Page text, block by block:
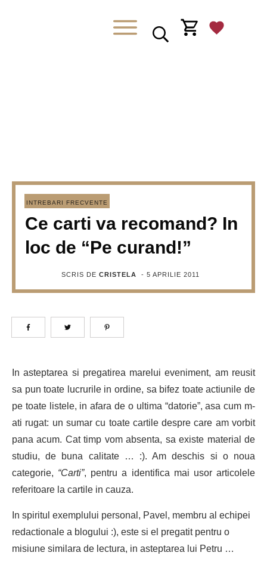
INTREBARI FRECVENTE
Ce carti va recomand? In
loc de “Pe curand!”
SCRIS DECRISTELA -5 APRILIE 2011
In asteptarea si pregatirea marelui eveniment, am reusit
sa pun toate lucrurile in ordine, sa bifez toate actiunile de
pe toate listele, in afara de o ultima “datorie”, asa cum m-
ati rugat: un sumar cu toate cartile despre care am vorbit
pana acum. Cat timp vom absenta, sa existe material de
studiu, de buna calitate … :). Am deschis si o noua
categorie, “Carti”, pentru a identifica mai usor articolele
referitoare la cartile in cauza.
In spiritul exemplului personal, Pavel, membru al echipei
redactionale a blogului :), este si el pregatit pentru o
misiune similara de lectura, in asteptarea lui Petru …